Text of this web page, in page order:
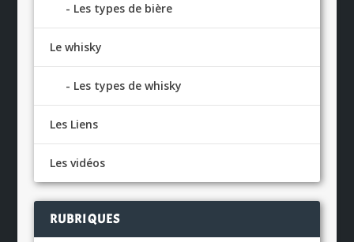
Les types de bière
Le whisky
Les types de whisky
Les Liens
Les vidéos
RUBRIQUES